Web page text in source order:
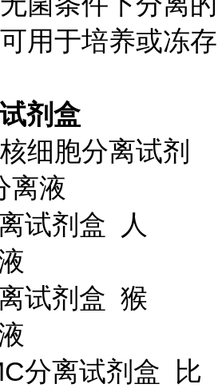
用于培养或冻存
剂盒
细胞分离试剂
离液
试剂盒 人
试剂盒 猴
分离试剂盒 比